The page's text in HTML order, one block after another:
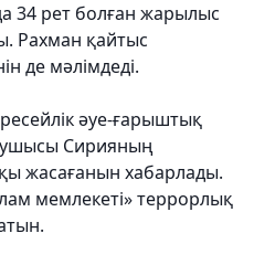
34 рет болған жарылыс
Рахман қайтыс
де мәлімдеді.
әуе-ғарыштық
Сирияның
жасағанын хабарлады.
мемлекеті» террорлық